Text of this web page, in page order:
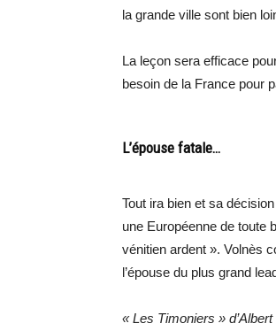
la grande ville sont bien
La leçon sera efficace
besoin de la France pour
L’épouse fatale…
Tout ira bien et sa
une Européenne de toute
vénitien ardent ». Volnès
l’épouse du plus grand
« Les Timoniers »